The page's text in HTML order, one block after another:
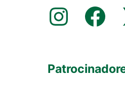
Instagram Facebook